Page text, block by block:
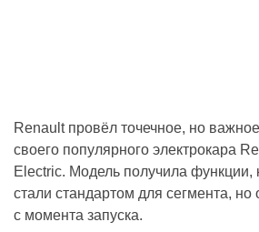
Renault провёл точечное, но
своего популярного электрокара
Electric. Модель получила функции,
стали стандартом для сегмента, но
с момента запуска.